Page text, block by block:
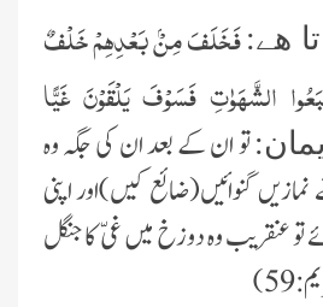
هے: فَخَلَفَ مِنْۢ بَعْدِهِمْ خَلْفٌ
الشَّهَوٰتِ فَسَوْفَ یَلْقَوْنَ غَیًّا
تو ان کے بعد ان کی جگہ وہ
گنوائیں(ضائع کیں)اور اپنی
تو عنقریب وہ دوزخ میں غیّ کا جنگل